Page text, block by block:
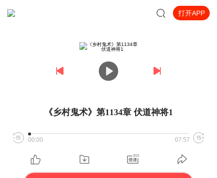
打开APP
《乡村鬼术》第1134章 伏道神将1
00:00 07:57